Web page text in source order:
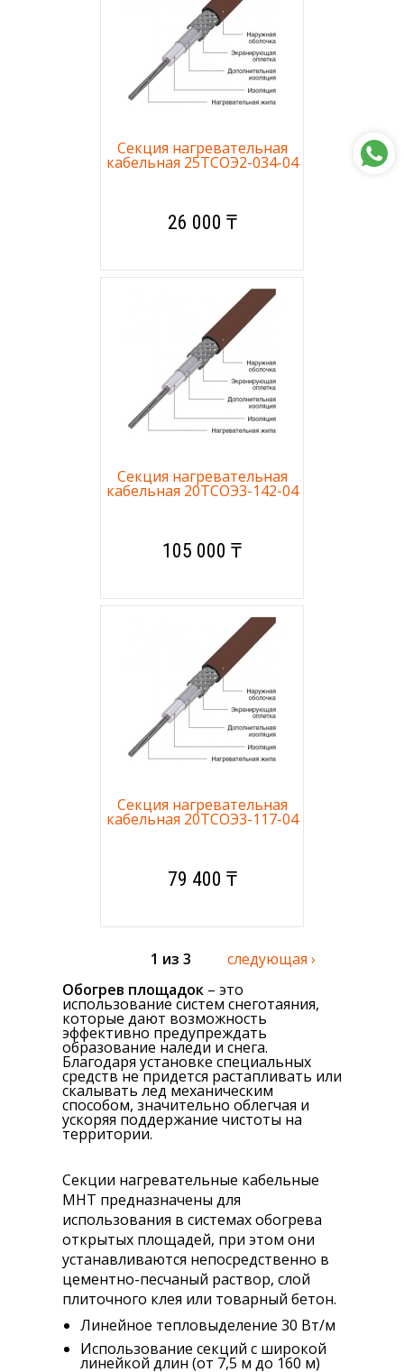
Секция нагревательная
кабельная 25ТСОЭ2-034-04
26 000 ₸
Секция нагревательная
кабельная 20ТСОЭ3-142-04
105 000 ₸
Секция нагревательная
кабельная 20ТСОЭ3-117-04
79 400 ₸
1 из 3
следующая ›
Обогрев площадок – это
использование систем снеготаяния,
которые дают возможность
эффективно предупреждать
образование наледи и снега.
Благодаря установке специальных
средств не придется растапливать или
скалывать лед механическим
способом, значительно облегчая и
ускоряя поддержание чистоты на
территории.
Секции нагревательные кабельные
МНТ предназначены для
использования в системах обогрева
открытых площадей, при этом они
устанавливаются непосредственно в
цементно-песчаный раствор, слой
плиточного клея или товарный бетон.
Линейное тепловыделение 30 Вт/м
Использование секций с широкой
линейкой длин (от 7,5 м до 160 м)